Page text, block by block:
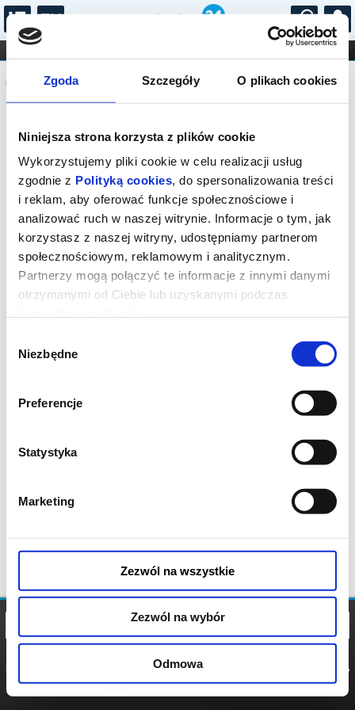
Zgoda Szczegóły O plikach cookies
Niniejsza strona korzysta z plików cookie
Wykorzystujemy pliki cookie w celu realizacji usług
zgodnie z Polityką cookies, do spersonalizowania treści
i reklam, aby oferować funkcje społecznościowe i
analizować ruch w naszej witrynie. Informacje o tym, jak
korzystasz z naszej witryny, udostępniamy partnerom
społecznościowym, reklamowym i analitycznym.
Partnerzy mogą połączyć te informacje z innymi danymi
otrzymanymi od Ciebie lub uzyskanymi podczas
zgody
Niezbędne
Preferencje
Statystyka
Marketing
Zezwól na wszystkie
Zezwól na wybór
Odmowa
...
FILHARMONIA OPERA I BALET
STAND-UP
DLA DZIECI
Komunikat
Sprzedaż biletów on-line na wydarzenie
została zakończona.
POLITYKA
POLITYKA